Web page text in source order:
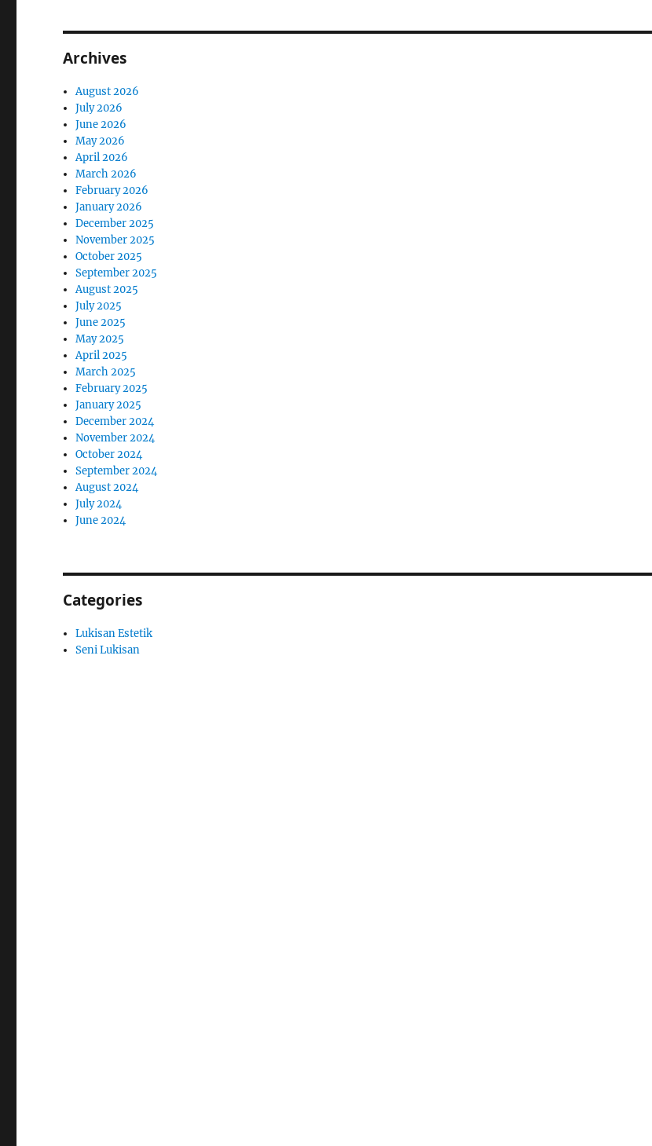
Archives
August 2026
July 2026
June 2026
May 2026
April 2026
March 2026
February 2026
January 2026
December 2025
November 2025
October 2025
September 2025
August 2025
July 2025
June 2025
May 2025
April 2025
March 2025
February 2025
January 2025
December 2024
November 2024
October 2024
September 2024
August 2024
July 2024
June 2024
Categories
Lukisan Estetik
Seni Lukisan